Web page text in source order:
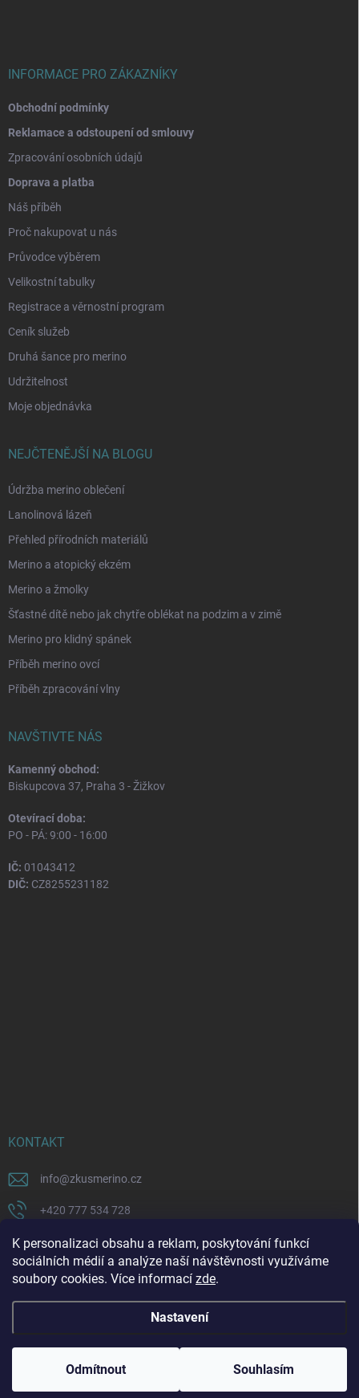
K personalizaci obsahu a reklam, poskytování funkcí
sociálních médií a analýze naší návštěvnosti využíváme
soubory cookies. Více informací zde.
Nastavení
Odmítnout Souhlasím
INFORMACE PRO ZÁKAZNÍKY
Obchodní podmínky
Reklamace a odstoupení od smlouvy
Zpracování osobních údajů
Doprava a platba
Náš příběh
Proč nakupovat u nás
Průvodce výběrem
Velikostní tabulky
Registrace a věrnostní program
Ceník služeb
Druhá šance pro merino
Udržitelnost
Moje objednávka
NEJČTENĚJŠÍ NA BLOGU
Údržba merino oblečení
Lanolinová lázeň
Přehled přírodních materiálů
Merino a atopický ekzém
Merino a žmolky
Šťastné dítě nebo jak chytře oblékat na podzim a v zimě
Merino pro klidný spánek
Příběh merino ovcí
Příběh zpracování vlny
NAVŠTIVTE NÁS
Kamenný obchod:
Biskupcova 37, Praha 3 - Žižkov
Otevírací doba:
PO - PÁ: 9:00 - 16:00
IČ: 01043412
DIČ: CZ8255231182
KONTAKT
info@zkusmerino.cz
+420 777 534 728
https://www.facebook.com/zkusmerino/
zkusmerino.cz
Vytvořil Shoptet
Copyright 2026ZKUSMERINO. Všechna práva vyhrazena.Upravit nastavení